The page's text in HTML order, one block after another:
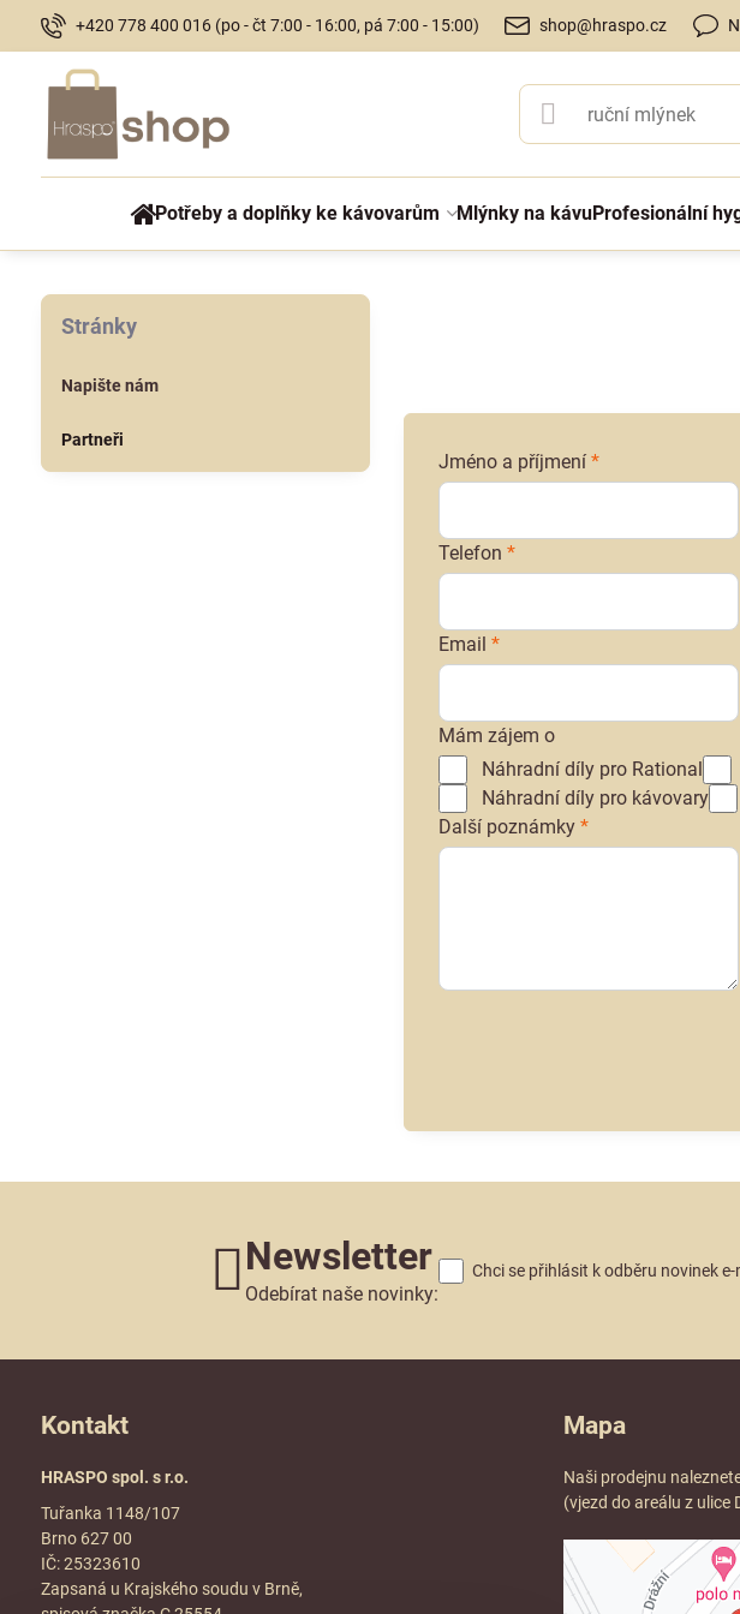
+420 778 400 016 (po - čt 7:00 - 16:00, pá 7:00 - 15:00) shop@hraspo.cz
Potřeby a doplňky ke kávovarům Mlýnky na kávuProfesionální
Jméno a příjmení*
Telefon*
Email*
Mám zájem o
Náhradní díly pro Rational
Náhradní díly pro kávovary
Další poznámky*
Stránky
Napište nám
Partneři
Newsletter
Odebírat naše novinky:
Chci se přihlásit k odběru novinek
Kontakt
HRASPO spol. s r.o.
Tuřanka 1148/107
Brno 627 00
IČ: 25323610
Zapsaná u Krajského soudu v Brně,
Mapa
Naši prodejnu
(vjezd do areálu z ulice